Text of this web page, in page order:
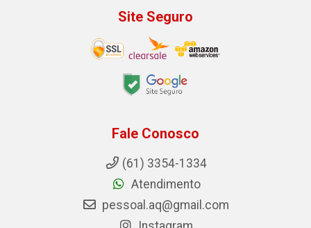
Site Seguro
Fale Conosco
(61) 3354-1334
Atendimento
pessoal.aq@gmail.com